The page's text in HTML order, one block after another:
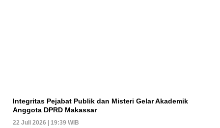
Integritas Pejabat Publik dan Misteri Gelar Akademik
Anggota DPRD Makassar
22 Juli 2026 | 19:39 WIB